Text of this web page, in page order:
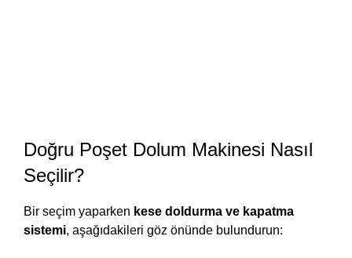
Doğru Poşet Dolum Makinesi Nasıl
Seçilir?
Bir seçim yaparken kese doldurma ve kapatma
sistemi, aşağıdakileri göz önünde bulundurun: